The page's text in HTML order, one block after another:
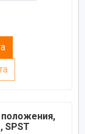
положения,
SPST